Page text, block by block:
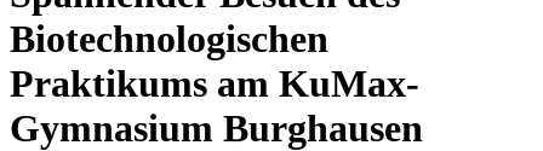
Biotechnologischen
Praktikums am KuMax-
Gymnasium Burghausen